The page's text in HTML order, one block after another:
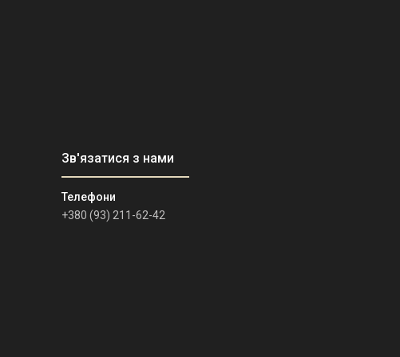
+380 (93) 211-62-42